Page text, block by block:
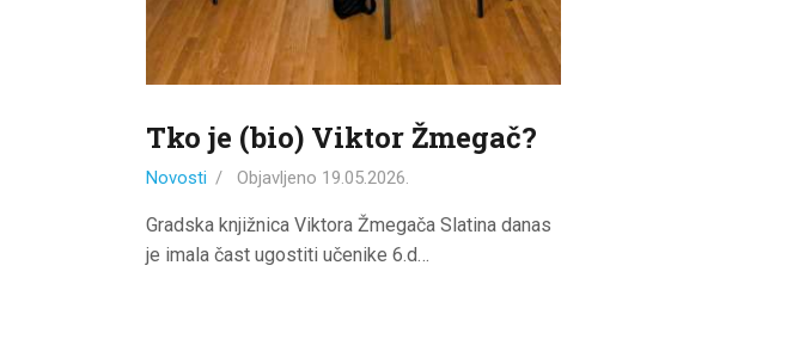
Tko je (bio) Viktor Žmegač?
Novosti Objavljeno 19.05.2026.
Gradska knjižnica Viktora Žmegača Slatina danas
je imala čast ugostiti učenike 6.d…